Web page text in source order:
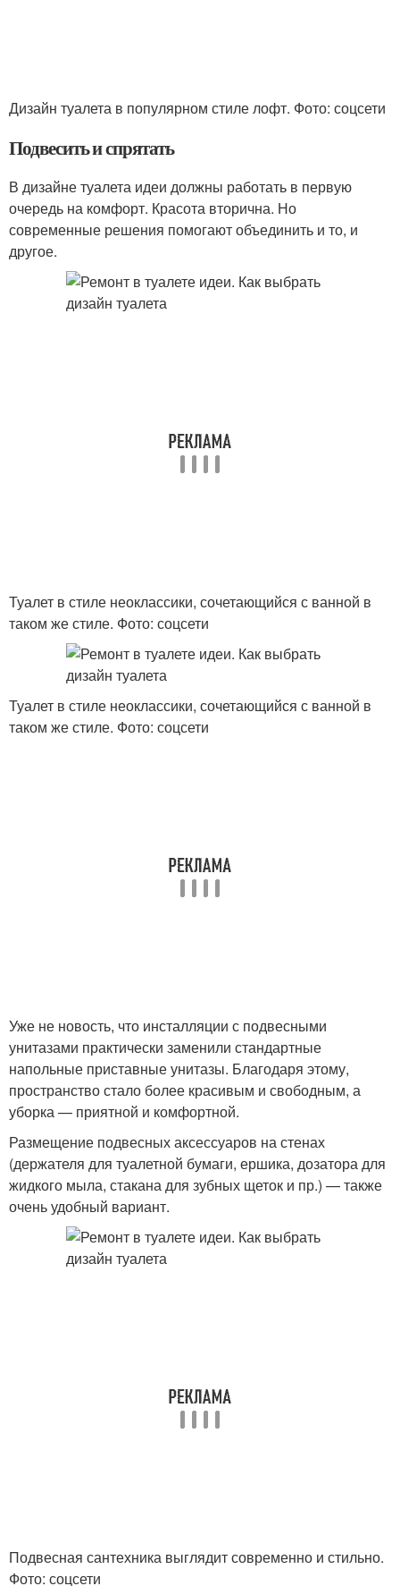
Дизайн туалета в популярном стиле лофт. Фото: соцсети
Подвесить и спрятать
В дизайне туалета идеи должны работать в первую
очередь на комфорт. Красота вторична. Но
современные решения помогают объединить и то, и
другое.
Туалет в стиле неоклассики, сочетающийся с ванной в
таком же стиле. Фото: соцсети
Туалет в стиле неоклассики, сочетающийся с ванной в
таком же стиле. Фото: соцсети
Уже не новость, что инсталляции с подвесными
унитазами практически заменили стандартные
напольные приставные унитазы. Благодаря этому,
пространство стало более красивым и свободным, а
уборка — приятной и комфортной.
Размещение подвесных аксессуаров на стенах
(держателя для туалетной бумаги, ершика, дозатора для
жидкого мыла, стакана для зубных щеток и пр.) — также
очень удобный вариант.
Подвесная сантехника выглядит современно и стильно.
Фото: соцсети